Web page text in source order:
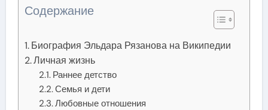
Содержание
Биография Эльдара Рязанова на Википедии
Личная жизнь
Раннее детство
Семья и дети
Любовные отношения